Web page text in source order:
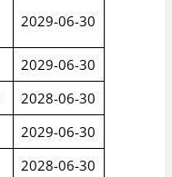
2029-06-30
2029-06-30
2028-06-30
2029-06-30
2028-06-30